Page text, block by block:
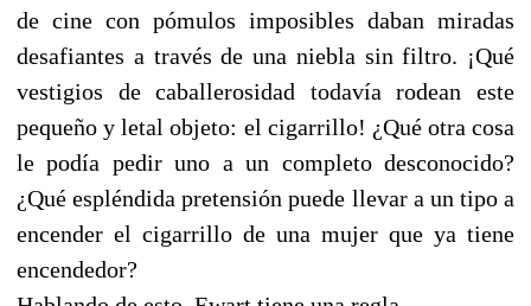
de cine con pómulos imposibles daban miradas
desafiantes a través de una niebla sin filtro. ¡Qué
vestigios de caballerosidad todavía rodean este
pequeño y letal objeto: el cigarrillo! ¿Qué otra cosa
le podía pedir uno a un completo desconocido?
¿Qué espléndida pretensión puede llevar a un tipo a
encender el cigarrillo de una mujer que ya tiene
encendedor?